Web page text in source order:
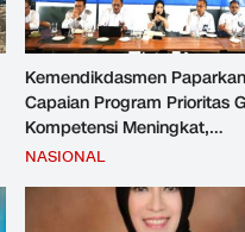
Kemendikdasmen Paparkan
Capaian Program Prioritas
Kompetensi Meningkat,
Kesejahteraan Guru Kian
NASIONAL